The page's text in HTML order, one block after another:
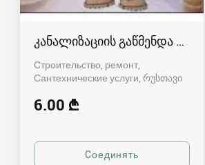
კანალიზაციის გაწმენდა
Строительство, ремонт,
Сантехнические услуги რუსთავი
6.00 ₾